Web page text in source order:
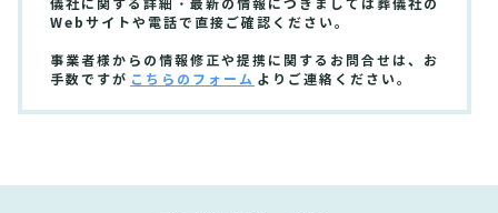
儀社に関する詳細・最新の情報につきましては葬儀社の
Webサイトや電話で直接ご確認ください。
事業者様からの情報修正や提携に関するお問合せは、お
手数ですが こちらのフォーム よりご連絡ください。